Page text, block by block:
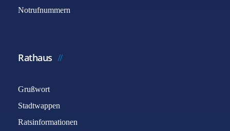
Notrufnummern
Rathaus
Grußwort
Stadtwappen
Ratsinformationen